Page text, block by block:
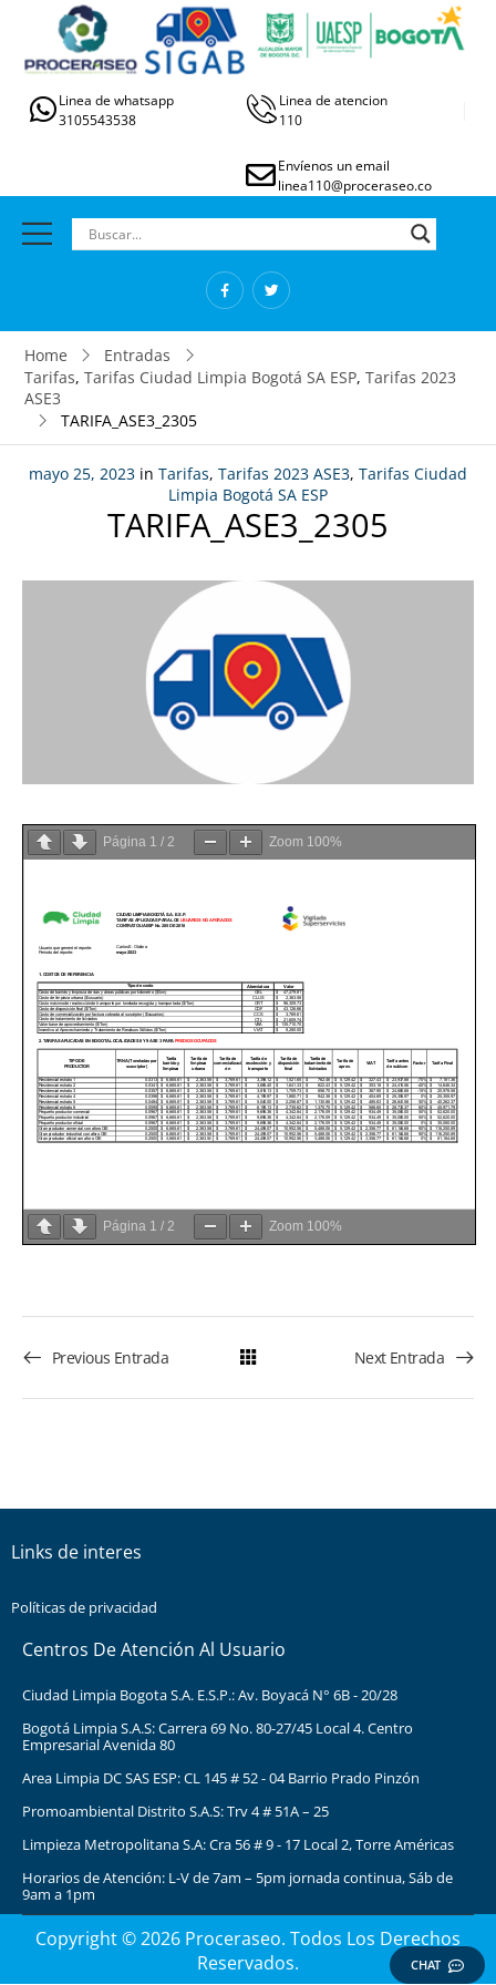
Linea de whatsapp
3105543538
Linea de atencion
110
Envíenos un email
linea110@proceraseo.co
Home
Entradas
Tarifas, Tarifas Ciudad Limpia Bogotá SA ESP, Tarifas 2023
ASE3
TARIFA_ASE3_2305
mayo 25, 2023 in Tarifas, Tarifas 2023 ASE3, Tarifas Ciudad
Limpia Bogotá SA ESP
TARIFA_ASE3_2305
Página 1 / 2 Zoom 100%
Página 1 / 2 Zoom 100%
Previous Entrada Next Entrada
Links de interes
Políticas de privacidad
Centros De Atención Al Usuario
Ciudad Limpia Bogota S.A. E.S.P.: Av. Boyacá N° 6B - 20/28
Bogotá Limpia S.A.S: Carrera 69 No. 80-27/45 Local 4. Centro
Empresarial Avenida 80
Area Limpia DC SAS ESP: CL 145 # 52 - 04 Barrio Prado Pinzón
Promoambiental Distrito S.A.S: Trv 4 # 51A – 25
Limpieza Metropolitana S.A: Cra 56 # 9 - 17 Local 2, Torre Américas
Horarios de Atención: L-V de 7am – 5pm jornada continua, Sáb de
9am a 1pm
Copyright © 2026 Proceraseo. Todos Los Derechos
Reservados.
CHAT